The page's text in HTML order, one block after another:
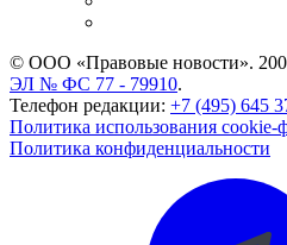
© ООО «Правовые новости».
ЭЛ № ФС 77 - 79910.
Телефон редакции: +7 (495) 645
Политика использования cookie-
Политика конфиденциальности